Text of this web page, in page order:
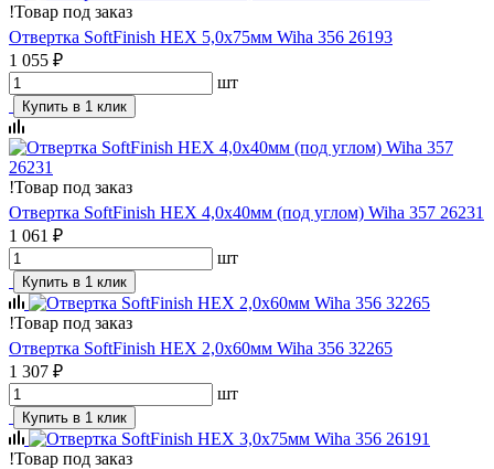
!Товар под заказ
Отвертка SoftFinish HEX 5,0х75мм Wiha 356 26193
1 055 ₽
шт
Купить в 1 клик
!Товар под заказ
Отвертка SoftFinish HEX 4,0х40мм (под углом) Wiha 357 26231
1 061 ₽
шт
Купить в 1 клик
!Товар под заказ
Отвертка SoftFinish HEX 2,0х60мм Wiha 356 32265
1 307 ₽
шт
Купить в 1 клик
!Товар под заказ